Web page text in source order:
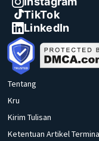
TikTok
LinkedIn
Tentang
Kru
Kirim Tulisan
Ketentuan Artikel